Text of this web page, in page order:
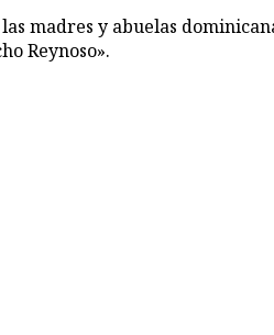
madres y abuelas
Reynoso».